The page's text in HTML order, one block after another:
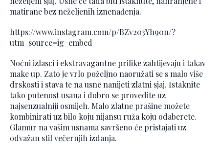
matirane bez neželjenih iznenađenja.
https://www.instagram.com/p/BZv203Yh90n/?
utm_source=ig_embed
Noćni izlasci i ekstravagantne prilike zahtijevaju i takav
make up. Zato je vrlo poželjno naoružati se s malo više
drskosti i stava te na usne nanijeti zlatni sjaj. Istaknite
tako putenost usana i dobro se provedite uz
najsenzualniji osmijeh. Malo zlatne prašine možete
kombinirati uz bilo koju nijansu ruža koju odaberete.
Glamur na vašim usnama savršeno će pristajati uz
odvažan stil večernjih izdanja.